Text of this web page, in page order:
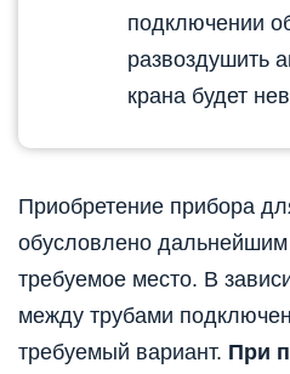
подключении
развоздушить
крана будет
Приобретение прибора
обусловлено
требуемое место. В
между трубами
требуемый вариант. При